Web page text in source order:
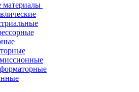
материалы